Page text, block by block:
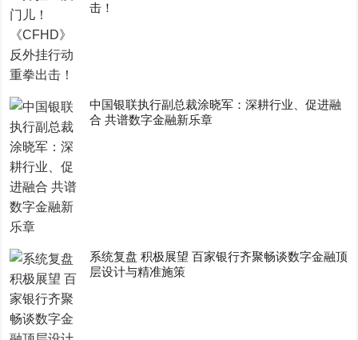
击！
中国银联执行副总裁涂晓军：深耕行业、促进融
合 共谱数字金融新乐章
系统复盘 积极展望 百家银行齐聚畅谈数字金融顶
层设计与精准施策